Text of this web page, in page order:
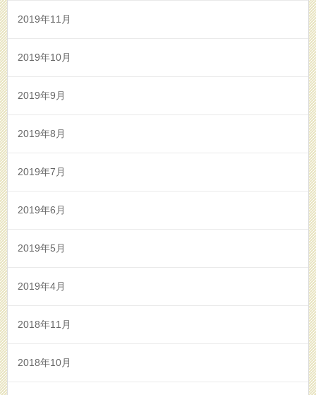
2019年11月
2019年10月
2019年9月
2019年8月
2019年7月
2019年6月
2019年5月
2019年4月
2018年11月
2018年10月